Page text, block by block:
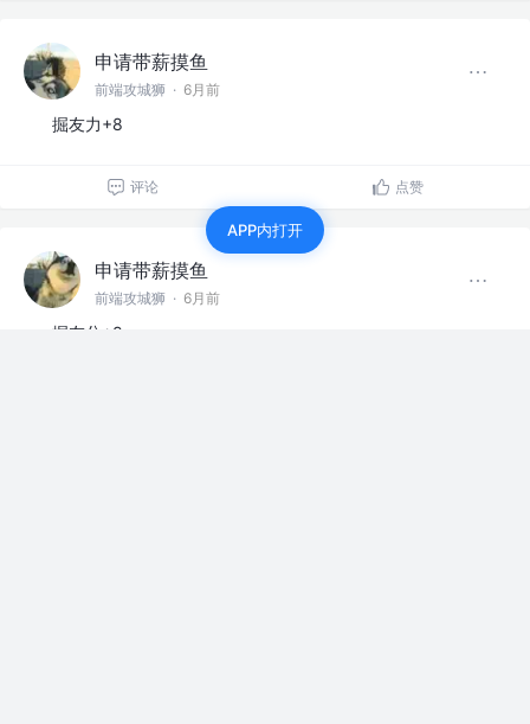
申请带薪摸鱼
前端攻城狮 · 6月前
掘友力+8
评论 点赞
申请带薪摸鱼
前端攻城狮 · 6月前
掘友分+8
APP内打开